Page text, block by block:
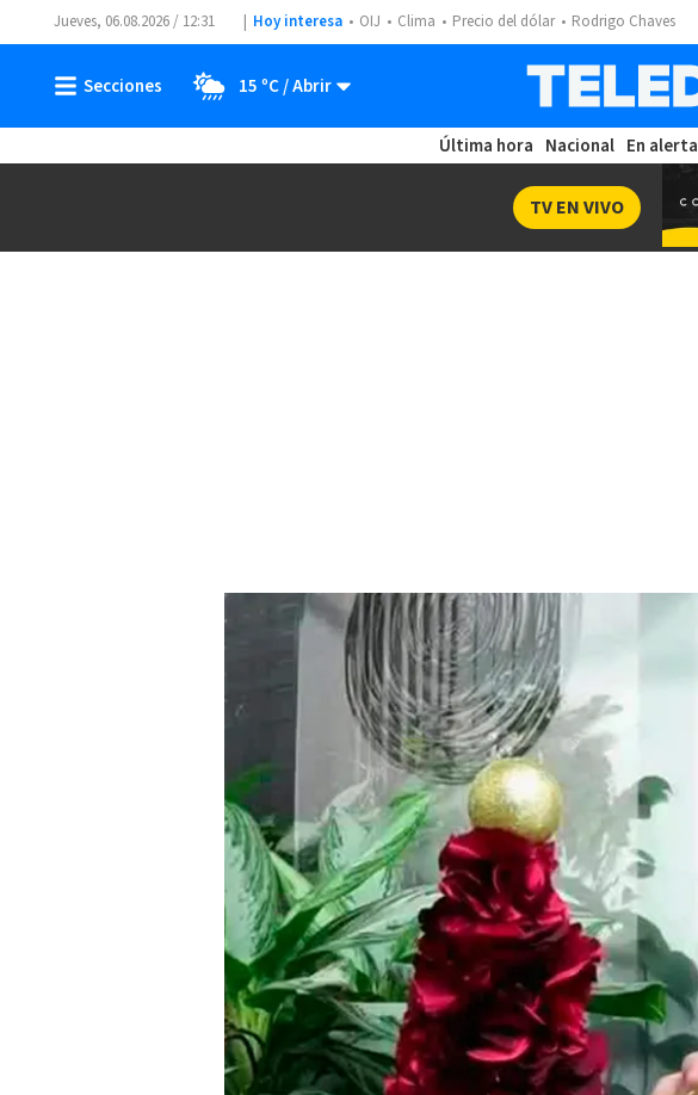
Jueves, 06.08.2026 / 12:31 Hoy interesa OIJ Clima Precio del dólar Rodrigo Chaves
15 ºC
Última hora Nacional En alerta
TV EN VIVO